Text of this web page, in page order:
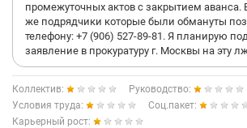
промежуточных актов с закрытием аванса.
же подрядчики которые были обмануты
телефону: +7 (906) 527-89-81. Я планирую
заявление в прокуратуру г. Москвы на эту
Коллектив:
Руководство:
Условия труда:
Соц.пакет:
Карьерный рост: